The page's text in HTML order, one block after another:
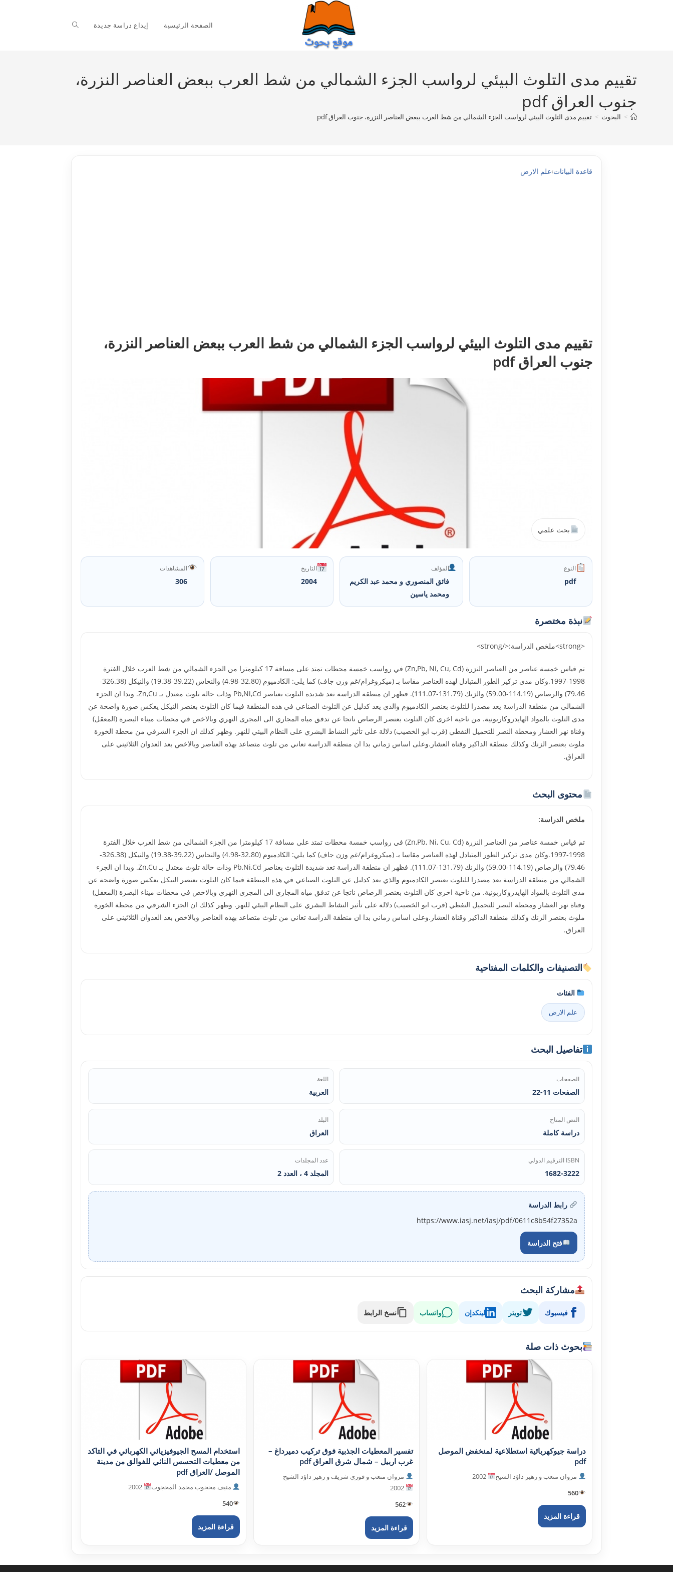
الصفحة الرئيسية إيداع دراسة جديدة Toggle
تقييم مدى التلوث البيئي لرواسب الجزء الشمالي من شط العرب ببعض العناصر النزرة،
جنوب العراق pdf
> البحوث > تقييم مدى التلوث البيئي لرواسب الجزء الشمالي من شط العرب ببعض العناصر النزرة، جنوب العراق pdf
قاعدة البيانات›علم الارض
تقييم مدى التلوث البيئي لرواسب الجزء الشمالي من شط العرب ببعض العناصر النزرة،
جنوب العراق pdf
بحث علمي
النوع
pdf
المؤلف
فائق المنصوري و محمد عبد الكريم
ومحمد ياسين
التاريخ
2004
المشاهدات
306
نبذة مختصرة
<strong>ملخص الدراسة:</strong>
تم قياس خمسة عناصر من العناصر النزرة (Zn,Pb, Ni, Cu, Cd) في رواسب خمسة محطات تمتد على مسافة 17 كيلومترا من الجزء الشمالي من شط العرب خلال الفترة
1998-1997.وكان مدى تركيز الطور المتبادل لهذه العناصر مقاسا بـ (ميكروغرام/غم وزن جاف) كما يلي: الكادميوم (32.80-4.98) والنحاس (39.22-19.38) والنيكل (326.38-
79.46) والرصاص (114.19-59.00) والزنك (131.79-111.07). فظهر ان منطقة الدراسة تعد شديدة التلوث بعناصر Pb,Ni,Cd وذات حالة تلوث معتدل بـ Zn,Cu. وبدا ان الجزء
الشمالي من منطقة الدراسة يعد مصدرا للتلوث بعنصر الكادميوم والذي يعد كدليل عن التلوث الصناعي في هذه المنطقة فيما كان التلوث بعنصر النيكل يعكس صورة واضحة عن
مدى التلوث بالمواد الهايدروكاربونية. من ناحية اخرى كان التلوث بعنصر الرصاص ناتجا عن تدفق مياه المجاري الى المجرى النهري وبالاخص في محطات ميناء البصرة (المعقل)
وقناة نهر العشار ومحطة النصر للتحميل النفطي (قرب ابو الخصيب) دلالة على تأثير النشاط البشري على النظام البيئي للنهر. وظهر كذلك ان الجزء الشرقي من محطة الخورة
ملوث بعنصر الزنك وكذلك منطقة الداكير وقناة العشار.وعلى اساس زماني بدا ان منطقة الدراسة تعاني من تلوث متصاعد بهذه العناصر وبالاخص بعد العدوان الثلاثيني على
العراق.
محتوى البحث
ملخص الدراسة:
تم قياس خمسة عناصر من العناصر النزرة (Zn,Pb, Ni, Cu, Cd) في رواسب خمسة محطات تمتد على مسافة 17 كيلومترا من الجزء الشمالي من شط العرب خلال الفترة
1998-1997.وكان مدى تركيز الطور المتبادل لهذه العناصر مقاسا بـ (ميكروغرام/غم وزن جاف) كما يلي: الكادميوم (32.80-4.98) والنحاس (39.22-19.38) والنيكل (326.38-
79.46) والرصاص (114.19-59.00) والزنك (131.79-111.07). فظهر ان منطقة الدراسة تعد شديدة التلوث بعناصر Pb,Ni,Cd وذات حالة تلوث معتدل بـ Zn,Cu. وبدا ان الجزء
الشمالي من منطقة الدراسة يعد مصدرا للتلوث بعنصر الكادميوم والذي يعد كدليل عن التلوث الصناعي في هذه المنطقة فيما كان التلوث بعنصر النيكل يعكس صورة واضحة عن
مدى التلوث بالمواد الهايدروكاربونية. من ناحية اخرى كان التلوث بعنصر الرصاص ناتجا عن تدفق مياه المجاري الى المجرى النهري وبالاخص في محطات ميناء البصرة (المعقل)
وقناة نهر العشار ومحطة النصر للتحميل النفطي (قرب ابو الخصيب) دلالة على تأثير النشاط البشري على النظام البيئي للنهر. وظهر كذلك ان الجزء الشرقي من محطة الخورة
ملوث بعنصر الزنك وكذلك منطقة الداكير وقناة العشار.وعلى اساس زماني بدا ان منطقة الدراسة تعاني من تلوث متصاعد بهذه العناصر وبالاخص بعد العدوان الثلاثيني على
العراق.
التصنيفات والكلمات المفتاحية
الفئات
علم الارض
تفاصيل البحث
الصفحات
الصفحات 11-22
اللغة
العربية
النص المتاح
دراسة كاملة
البلد
العراق
ISBN الترقيم الدولي
1682-3222
عدد المجلدات
المجلد 4 ، العدد 2
رابط الدراسة
https://www.iasj.net/iasj/pdf/0611c8b54f27352a
فتح الدراسة
مشاركة البحث
فيسبوك تويتر لينكدإن واتساب نسخ الرابط
بحوث ذات صلة
دراسة جيوكهربائية استطلاعية لمنخفض الموصل
pdf
مروان متعب و زهير داؤد الشيخ
560
قراءة المزيد
تفسير المعطيات الجذبية فوق تركيب دميرداغ –
غرب اربيل – شمال شرق العراق pdf
مروان متعب و فوزي شريف و زهير داؤد الشيخ
2002
562
قراءة المزيد
استخدام المسح الجيوفيزيائي الكهربائي في التاكد
من معطيات التحسس النائي للفوالق من مدينة
الموصل /العراق pdf
منيف محجوب محمد المحجوب
2002
540
قراءة المزيد